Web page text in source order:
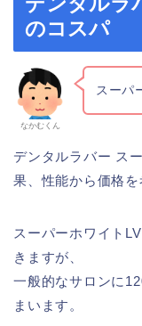
のコスパ
なかむくん
スーパ
デンタルラバー ス
果、性能から価格を
スーパーホワイト
きますが、
一般的なサロンに
まいます。